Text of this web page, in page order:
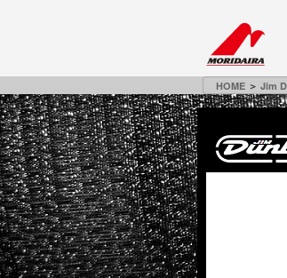
HOME＞ Jim